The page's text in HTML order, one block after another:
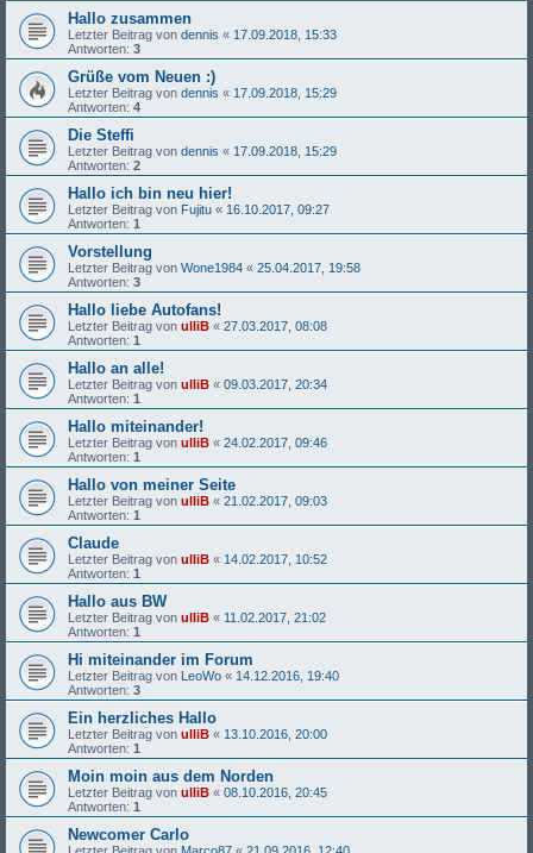
Hallo zusammen
Letzter Beitrag von dennis « 17.09.2018, 15:33
Antworten: 3
Grüße vom Neuen :)
Letzter Beitrag von dennis « 17.09.2018, 15:29
Antworten: 4
Die Steffi
Letzter Beitrag von dennis « 17.09.2018, 15:29
Antworten: 2
Hallo ich bin neu hier!
Letzter Beitrag von Fujitu « 16.10.2017, 09:27
Antworten: 1
Vorstellung
Letzter Beitrag von Wone1984 « 25.04.2017, 19:58
Antworten: 3
Hallo liebe Autofans!
Letzter Beitrag von ulliB « 27.03.2017, 08:08
Antworten: 1
Hallo an alle!
Letzter Beitrag von ulliB « 09.03.2017, 20:34
Antworten: 1
Hallo miteinander!
Letzter Beitrag von ulliB « 24.02.2017, 09:46
Antworten: 1
Hallo von meiner Seite
Letzter Beitrag von ulliB « 21.02.2017, 09:03
Antworten: 1
Claude
Letzter Beitrag von ulliB « 14.02.2017, 10:52
Antworten: 1
Hallo aus BW
Letzter Beitrag von ulliB « 11.02.2017, 21:02
Antworten: 1
Hi miteinander im Forum
Letzter Beitrag von LeoWo « 14.12.2016, 19:40
Antworten: 3
Ein herzliches Hallo
Letzter Beitrag von ulliB « 13.10.2016, 20:00
Antworten: 1
Moin moin aus dem Norden
Letzter Beitrag von ulliB « 08.10.2016, 20:45
Antworten: 1
Newcomer Carlo